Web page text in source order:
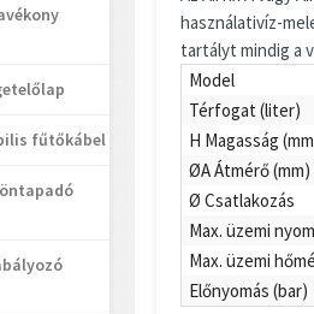
fűtőkábel
használativíz-
tartályt mindig a
Model
Térfogat (liter)
H Magasság
ØA Átmérő (mm)
Ø Csatlakozás
Max. üzemi
Max. üzemi
Előnyomás (bar)